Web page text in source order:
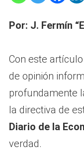
Por: J. Fermín
Con este
de opinión
profundamente
la directiva de
Diario de la
verdad.